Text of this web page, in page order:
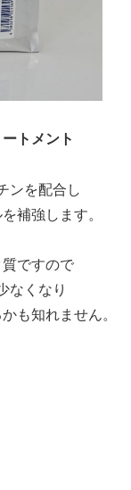
トメント
ンを配合し
補強します。
ですので
なくなり
も知れません。